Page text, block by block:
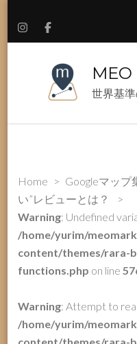
世界基
Home > Googleマップ
い”レビューとは？
>
Warning: Undefined
/home/yurim/
content/themes/rara-
functions.php on line
Warning: Attempt to
/home/yurim/